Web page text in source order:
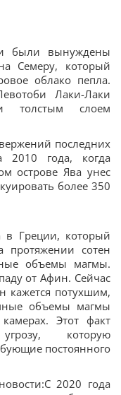
были вынуждены
Семеру, который
облако пепла.
Лаки-Лаки
толстым слоем
последних
2010 года, когда
острове Ява унес
более 350
Греции, который
протяжении сотен
объемы магмы.
от Афин. Сейчас
кажется потухшим,
объемы магмы
Этот факт
которую
постоянного
2020 года